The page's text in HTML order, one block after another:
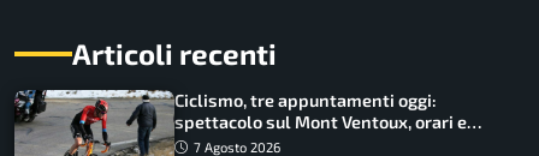
Articoli recenti
Ciclismo, tre appuntamenti oggi:
spettacolo sul Mont Ventoux, orari e
come vederli
7 Agosto 2026